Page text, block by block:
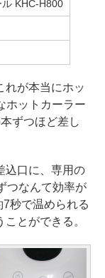
KHC-H800
が本当にホッ
ホットカーラー
ずつほど差し
込口に、専用の
つなんて効率が
秒で温められる
とができる。